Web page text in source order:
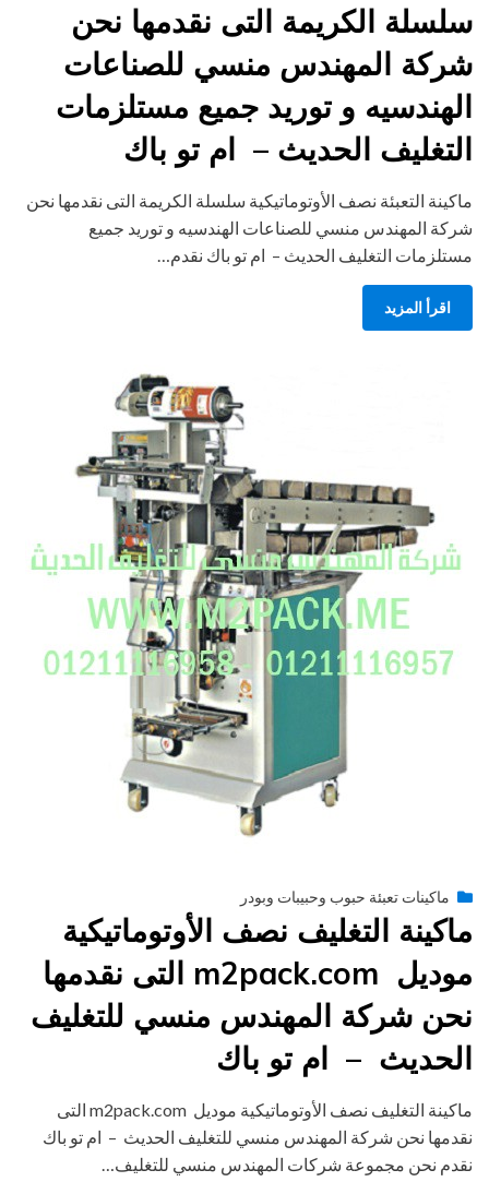
سلسلة الكريمة التى نقدمها نحن
شركة المهندس منسي للصناعات
الهندسيه و توريد جميع مستلزمات
التغليف الحديث – ام تو باك
ماكينة التعبئة نصف الأوتوماتيكية سلسلة الكريمة التى نقدمها نحن
شركة المهندس منسي للصناعات الهندسيه و توريد جميع
مستلزمات التغليف الحديث – ام تو باك نقدم…
اقرأ المزيد
byengmansyPosted
يونيو 29, 2015
ماكينات تعبئة حبوب وحبيبات وبودر
ماكينة التغليف نصف الأوتوماتيكية
موديل m2pack.com التى نقدمها
نحن شركة المهندس منسي للتغليف
الحديث – ام تو باك
ماكينة التغليف نصف الأوتوماتيكية موديل m2pack.com التى
نقدمها نحن شركة المهندس منسي للتغليف الحديث – ام تو باك
نقدم نحن مجموعة شركات المهندس منسي للتغليف…